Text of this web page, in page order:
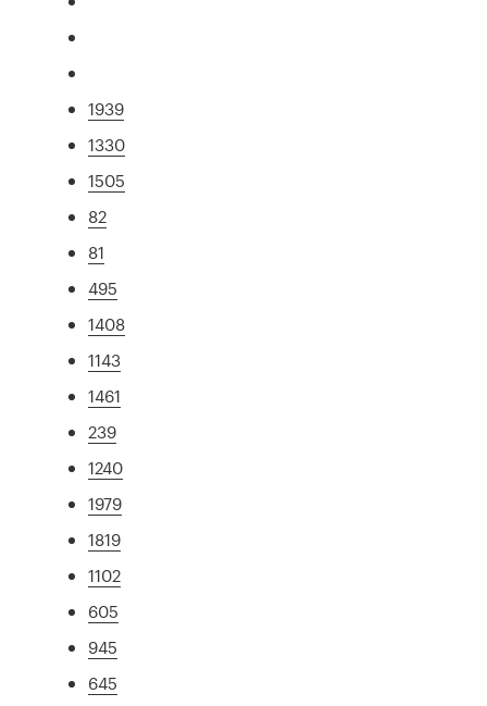
1939
1330
1505
82
81
495
1408
1143
1461
239
1240
1979
1819
1102
605
945
645